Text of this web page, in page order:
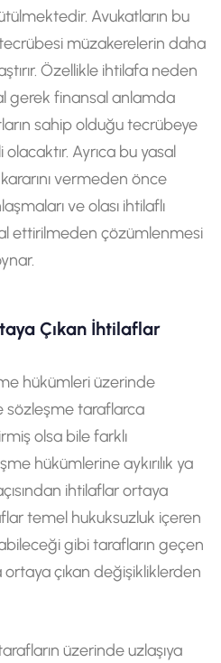
Avukatların bu
müzakerelerin daha
Özellikle ihtilafa neden
gerek finansal anlamda
sahip olduğu tecrübeye
Ayrıca bu yasal
vermeden önce
ve olası ihtilaflı
ettirilmeden çözümlenmesi
oynar.
Çıkan İhtilaflar
hükümleri üzerinde
sözleşme taraflarca
olsa bile farklı
hükümlerine aykırılık ya
ihtilaflar ortaya
temel hukuksuzluk içeren
gibi tarafların geçen
çıkan değişikliklerden
üzerinde uzlaşıya